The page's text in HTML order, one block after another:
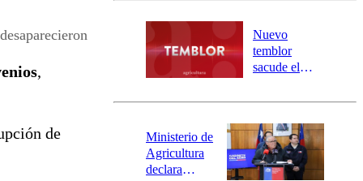
,
de
río Damas:
activa
mensajería
SAE
Nuevo
temblor
sacude el
revisa la
epicentro
Ministerio de
Agricultura
declara